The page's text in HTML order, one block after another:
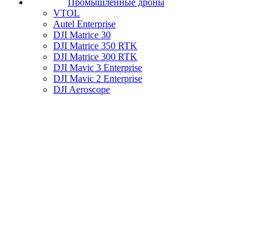
Промышленные дроны
VTOL
Autel Enterprise
DJI Matrice 30
DJI Matrice 350 RTK
DJI Matrice 300 RTK
DJI Mavic 3 Enterprise
DJI Mavic 2 Enterprise
DJI Aeroscope